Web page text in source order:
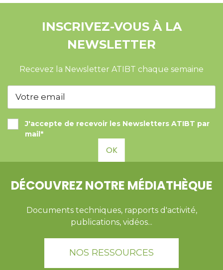
INSCRIVEZ-VOUS À LA
NEWSLETTER
Recevez la Newsletter ATIBT chaque semaine
J'accepte de recevoir les Newsletters ATIBT par
mail*
OK
DÉCOUVREZ NOTRE MÉDIATHÈQUE
Documents techniques, rapports d'activité,
publications, vidéos...
NOS RESSOURCES